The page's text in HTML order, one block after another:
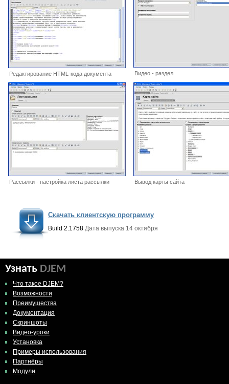
Редактирование HTML-кода документа Видео - раздел
Рассылки - настройка листа рассылки Вывод карты сайта
Скачать клиентскую программу
Build 2.1758 Дата выпуска 14 октября
Узнать DJEM
Что такое DJEM?
Возможности
Преимущества
Документация
Скриншоты
Видео-уроки
Установка
Примеры использования
Партнёры
Модули